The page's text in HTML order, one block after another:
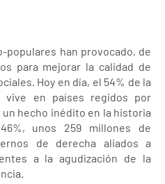
populares han provocado, de
para mejorar la calidad de
Hoy en día, el 54% de la
vive en países regidos por
hecho inédito en la historia
unos 259 millones de
de derecha aliados a
a la agudización de la